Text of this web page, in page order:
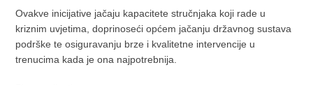
Ovakve inicijative jačaju kapacitete stručnjaka koji rade u
kriznim uvjetima, doprinoseći općem jačanju državnog sustava
podrške te osiguravanju brze i kvalitetne intervencije u
trenucima kada je ona najpotrebnija.